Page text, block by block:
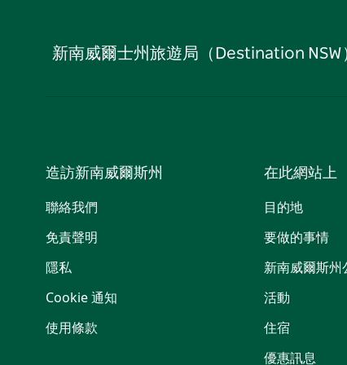
新南威爾士州旅遊局（Destination
造訪新南威爾斯州
聯絡我們
免責聲明
隱私
Cookie 通知
使用條款
在此網站上
目的地
要做的事情
新南威爾斯州
活動
住宿
優惠訊息